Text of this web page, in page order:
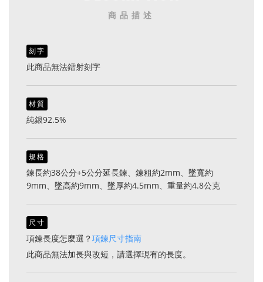
商品描述
刻字
此商品無法鐳射刻字
材質
純銀92.5%
規格
鍊長約38公分+5公分延長鍊、鍊粗約2mm、墜寬約
9mm、墜高約9mm、墜厚約4.5mm、重量約4.8公克
尺寸
項鍊長度怎麼選？項鍊尺寸指南
此商品無法加長與改短，請選擇現有的長度。